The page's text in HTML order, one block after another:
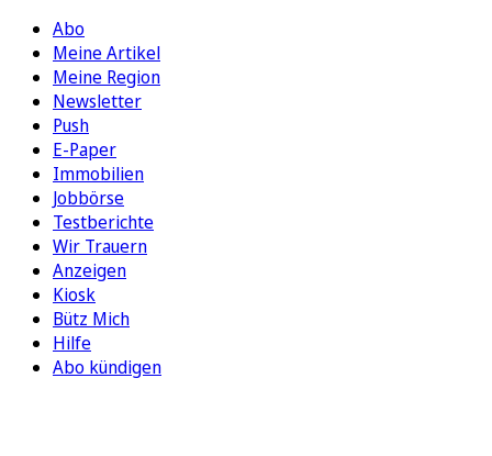
Abo
Meine Artikel
Meine Region
Newsletter
Push
E-Paper
Immobilien
Jobbörse
Testberichte
Wir Trauern
Anzeigen
Kiosk
Bütz Mich
Hilfe
Abo kündigen